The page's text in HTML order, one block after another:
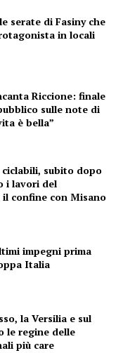
serate di Fasiny che
in locali
Riccione: finale
sulle note di
è bella”
subito dopo
i lavori del
confine con Misano
impegni prima
Italia
la Versilia e sul
le regine delle
più care